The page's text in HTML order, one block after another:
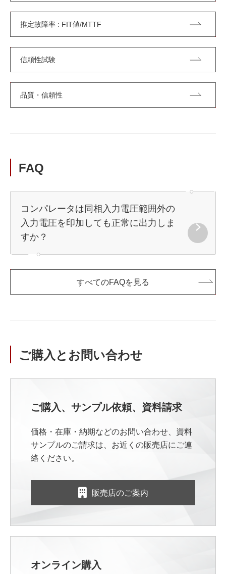
推定故障率 : FIT値/MTTF
信頼性試験
品質・信頼性
FAQ
コンパレータは同相入力電圧範囲外の
入力電圧を印加しても正常に出力しま
すか？
すべてのFAQを見る
ご購入とお問い合わせ
ご購入、サンプル依頼、資料請求
価格・在庫・納期などのお問い合わせ、資料
サンプルのご請求は、お近くの販売店にご連
絡ください。
販売店のご案内
オンライン購入